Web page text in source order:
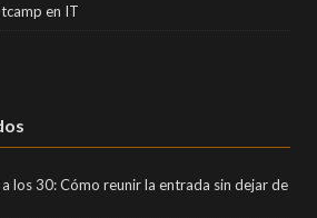
en IT
los 30: Cómo reunir la entrada sin dejar de